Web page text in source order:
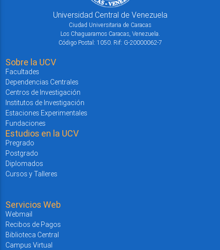
Universidad Central de Venezuela
Ciudad Universitaria de Caracas
Los Chaguaramos Caracas, Venezuela.
Código Postal: 1050. Rif: G-20000062-7
Sobre la UCV
Facultades
Dependencias Centrales
Centros de Investigación
Institutos de Investigación
Estaciones Experimentales
Fundaciones
Estudios en la UCV
Pregrado
Postgrado
Diplomados
Cursos y Talleres
Servicios Web
Webmail
Recibos de Pagos
Biblioteca Central
Campus Virtual